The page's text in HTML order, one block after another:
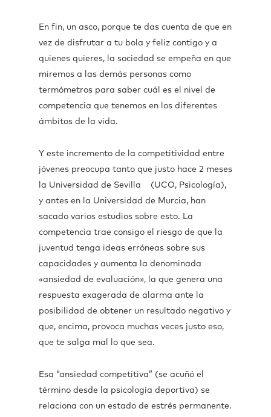
En fin, un asco, porque te das cuenta de que en
vez de disfrutar a tu bola y feliz contigo y a
quienes quieres, la sociedad se empeña en que
miremos a las demás personas como
termómetros para saber cuál es el nivel de
competencia que tenemos en los diferentes
ámbitos de la vida.
Y este incremento de la competitividad entre
jóvenes preocupa tanto que justo hace 2 meses
la Universidad de Sevilla (UCO, Psicología),
y antes en la Universidad de Murcia, han
sacado varios estudios sobre esto. La
competencia trae consigo el riesgo de que la
juventud tenga ideas erróneas sobre sus
capacidades y aumenta la denominada
«ansiedad de evaluación», la que genera una
respuesta exagerada de alarma ante la
posibilidad de obtener un resultado negativo y
que, encima, provoca muchas veces justo eso,
que te salga mal lo que sea.
Esa “ansiedad competitiva” (se acuñó el
término desde la psicología deportiva) se
relaciona con un estado de estrés permanente.